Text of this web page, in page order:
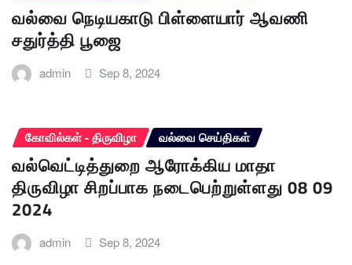
வல்வை நெடியகாடு பிள்ளையார் ஆவணி
சதுர்த்தி பூஜை
admin Sep 8, 2024
கோவில்கள் - திருவிழா வல்வை செய்திகள்
வல்வெட்டித்துறை ஆரோக்கிய மாதா
திருவிழா சிறப்பாக நடைபெற்றுள்ளது 08 09
2024
admin Sep 8, 2024